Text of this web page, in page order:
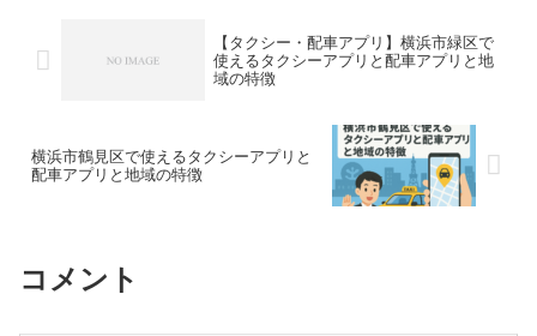
【タクシー・配車アプリ】横浜市緑区で
使えるタクシーアプリと配車アプリと地
域の特徴
横浜市鶴見区で使えるタクシーアプリと
配車アプリと地域の特徴
コメント